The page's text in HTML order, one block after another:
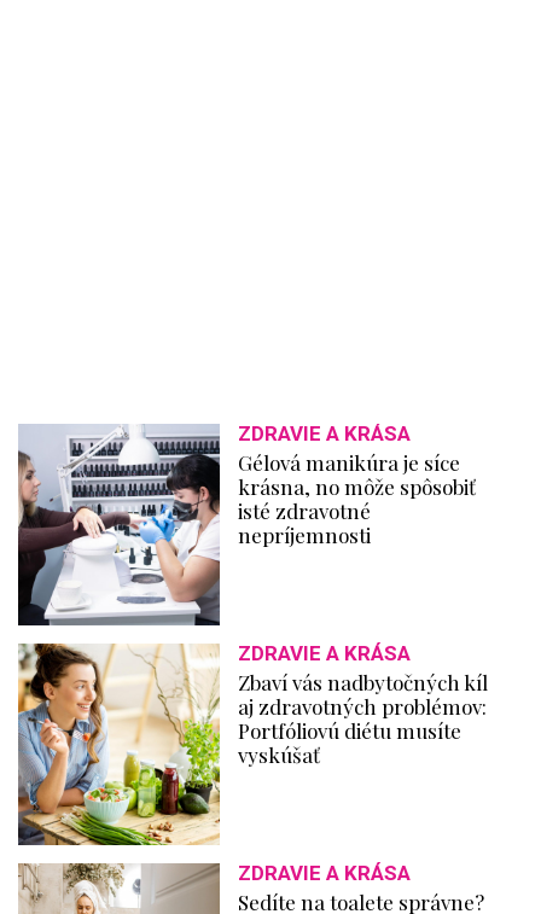
ZDRAVIE A KRÁSA
Gélová manikúra je síce
krásna, no môže spôsobiť
isté zdravotné
nepríjemnosti
ZDRAVIE A KRÁSA
Zbaví vás nadbytočných kíl
aj zdravotných problémov:
Portfóliovú diétu musíte
vyskúšať
ZDRAVIE A KRÁSA
Sedíte na toalete správne?